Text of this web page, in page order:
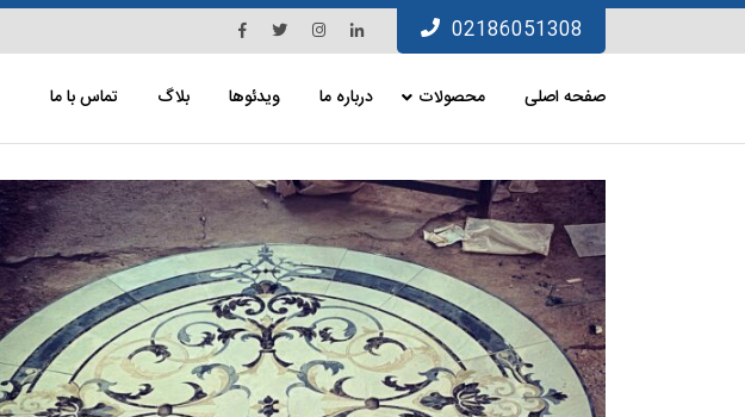
Skip
Facebook
TwitterInstagram
Linkedin02186051308
صفحه اصلی محصولات درباره ما ویدئوها بلاگ تماس با ما